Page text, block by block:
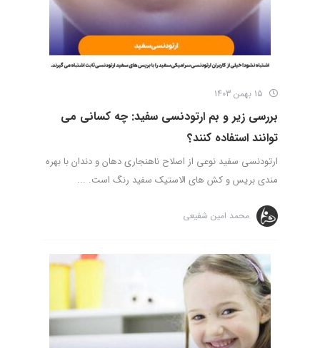
بررسی زیر و بم ارتودنسی سفید: چه کسانی می
توانند استفاده کنند؟
ارتودنسی سفید نوعی از اصلاح ناهنجاری دهان و دندان با بهره
مندی بریس و کش های الاستیک سفید رنگ است. ...
محمد امین شفیعی